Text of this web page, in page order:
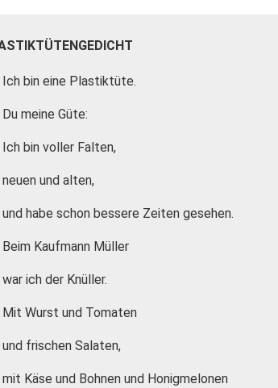
Ich bin eine Plastiktüte.
Du meine Güte:
Ich bin voller Falten,
neuen und alten,
und habe schon bessere Zeiten gesehen.
Beim Kaufmann Müller
war ich der Knüller.
Mit Wurst und Tomaten
und frischen Salaten,
mit Käse und Bohnen und Honigmelonen